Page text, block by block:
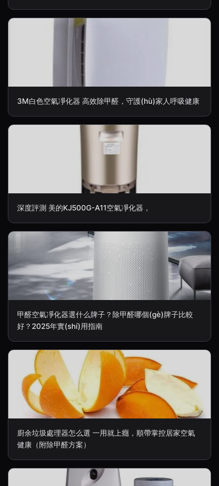
3M白色空氣凈化器 高效除甲醛，守護(hù)家人呼吸健康
深度評測 美的KJ500G-A11空氣凈化器，
甲醛空氣凈化器選什么牌子？除甲醛哪個(gè)牌子比較
好？2025年實(shí)用指南
廚余垃圾處理器怎么選 一用就上癮，順帶掌控居家空氣
健康（附除甲醛方案）